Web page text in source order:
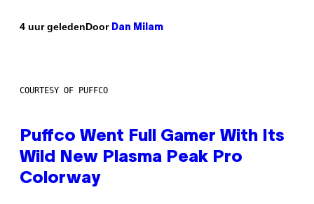
4 uur geledenDoor Dan Milam
COURTESY OF PUFFCO
Puffco Went Full Gamer With Its
Wild New Plasma Peak Pro
Colorway